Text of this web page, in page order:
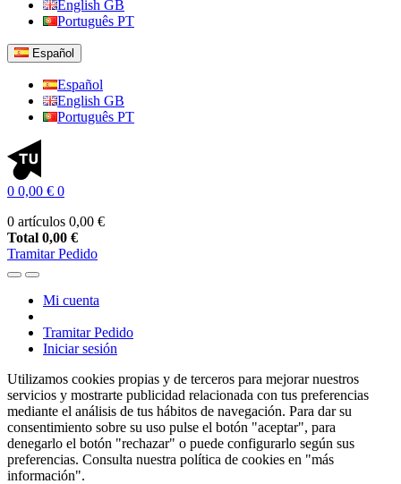
English GB
Português PT
Español
Español
English GB
Português PT
0 0,00 € 0
0 artículos 0,00 €
Total 0,00 €
Tramitar Pedido
Mi cuenta
Tramitar Pedido
Iniciar sesión
Utilizamos cookies propias y de terceros para mejorar nuestros
servicios y mostrarte publicidad relacionada con tus preferencias
mediante el análisis de tus hábitos de navegación. Para dar su
consentimiento sobre su uso pulse el botón "aceptar", para
denegarlo el botón "rechazar" o puede configurarlo según sus
preferencias. Consulta nuestra política de cookies en "más
información".